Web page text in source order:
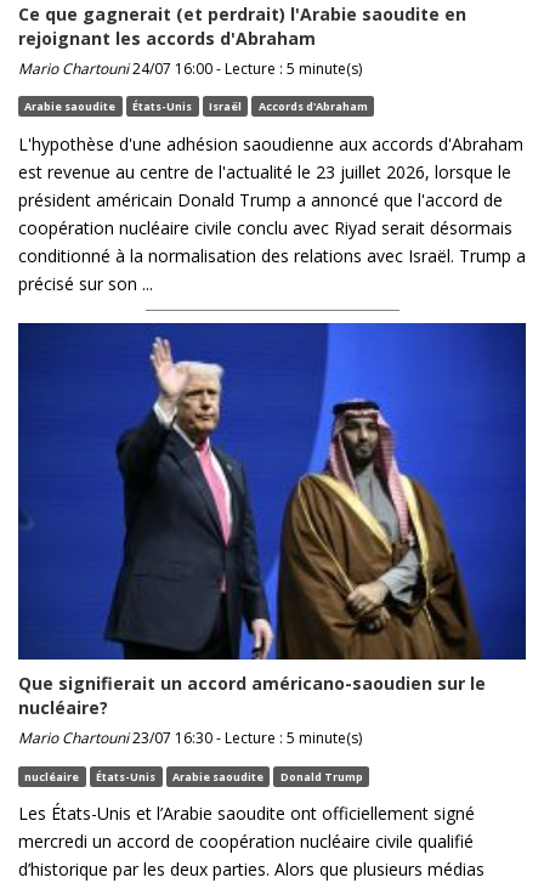
Ce que gagnerait (et perdrait) l'Arabie saoudite en
rejoignant les accords d'Abraham
Mario Chartouni24/07 16:00 - Lecture : 5 minute(s)
Arabie saoudite États-Unis Israël Accords d'Abraham
L'hypothèse d'une adhésion saoudienne aux accords d'Abraham
est revenue au centre de l'actualité le 23 juillet 2026, lorsque le
président américain Donald Trump a annoncé que l'accord de
coopération nucléaire civile conclu avec Riyad serait désormais
conditionné à la normalisation des relations avec Israël. Trump a
précisé sur son ...
Que signifierait un accord américano-saoudien sur le
nucléaire?
Mario Chartouni23/07 16:30 - Lecture : 5 minute(s)
nucléaire États-Unis Arabie saoudite Donald Trump
Les États-Unis et l’Arabie saoudite ont officiellement signé
mercredi un accord de coopération nucléaire civile qualifié
d’historique par les deux parties. Alors que plusieurs médias